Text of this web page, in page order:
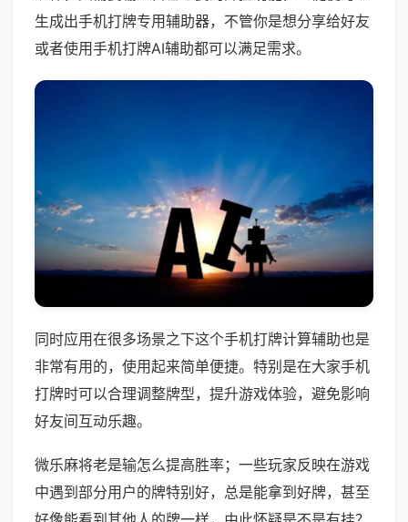
生成出手机打牌专用辅助器，不管你是想分享给好友
或者使用手机打牌AI辅助都可以满足需求。
同时应用在很多场景之下这个手机打牌计算辅助也是
非常有用的，使用起来简单便捷。特别是在大家手机
打牌时可以合理调整牌型，提升游戏体验，避免影响
好友间互动乐趣。
微乐麻将老是输怎么提高胜率；一些玩家反映在游戏
中遇到部分用户的牌特别好，总是能拿到好牌，甚至